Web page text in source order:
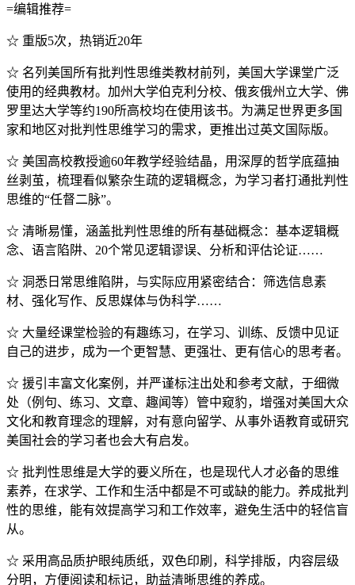
=编辑推荐=
☆ 重版5次，热销近20年
☆ 名列美国所有批判性思维类教材前列，美国大学课堂广泛
使用的经典教材。加州大学伯克利分校、俄亥俄州立大学、佛
罗里达大学等约190所高校均在使用该书。为满足世界更多国
家和地区对批判性思维学习的需求，更推出过英文国际版。
☆ 美国高校教授逾60年教学经验结晶，用深厚的哲学底蕴抽
丝剥茧，梳理看似繁杂生疏的逻辑概念，为学习者打通批判性
思维的“任督二脉”。
☆ 清晰易懂，涵盖批判性思维的所有基础概念：基本逻辑概
念、语言陷阱、20个常见逻辑谬误、分析和评估论证……
☆ 洞悉日常思维陷阱，与实际应用紧密结合：筛选信息素
材、强化写作、反思媒体与伪科学……
☆ 大量经课堂检验的有趣练习，在学习、训练、反馈中见证
自己的进步，成为一个更智慧、更强壮、更有信心的思考者。
☆ 援引丰富文化案例，并严谨标注出处和参考文献，于细微
处（例句、练习、文章、趣闻等）管中窥豹，增强对美国大众
文化和教育理念的理解，对有意向留学、从事外语教育或研究
美国社会的学习者也会大有启发。
☆ 批判性思维是大学的要义所在，也是现代人才必备的思维
素养，在求学、工作和生活中都是不可或缺的能力。养成批判
性的思维，能有效提高学习和工作效率，避免生活中的轻信盲
从。
☆ 采用高品质护眼纯质纸，双色印刷，科学排版，内容层级
分明，方便阅读和标记，助益清晰思维的养成。